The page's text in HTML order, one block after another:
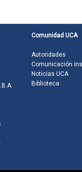
Comunidad UCA
Autoridades
Comunicación
Noticias UCA
Biblioteca